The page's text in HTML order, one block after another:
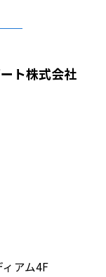
ト株式会社
アム4F